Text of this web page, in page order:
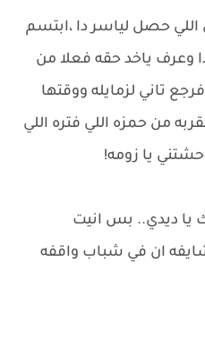
اللي حصل لياسر دا ،ابتسم
ياخد حقه فعلا من
تاني لزمايله ووقتها
من حمزه اللي فتره اللي
يا زومه!
يا ديدي.. بس انيت
ان في شباب واقفه